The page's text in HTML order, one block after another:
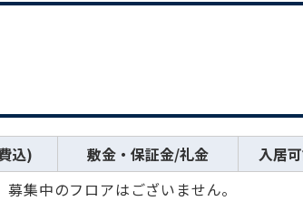
込) 敷金・保証金/礼金 入居
募集中のフロアはございません。